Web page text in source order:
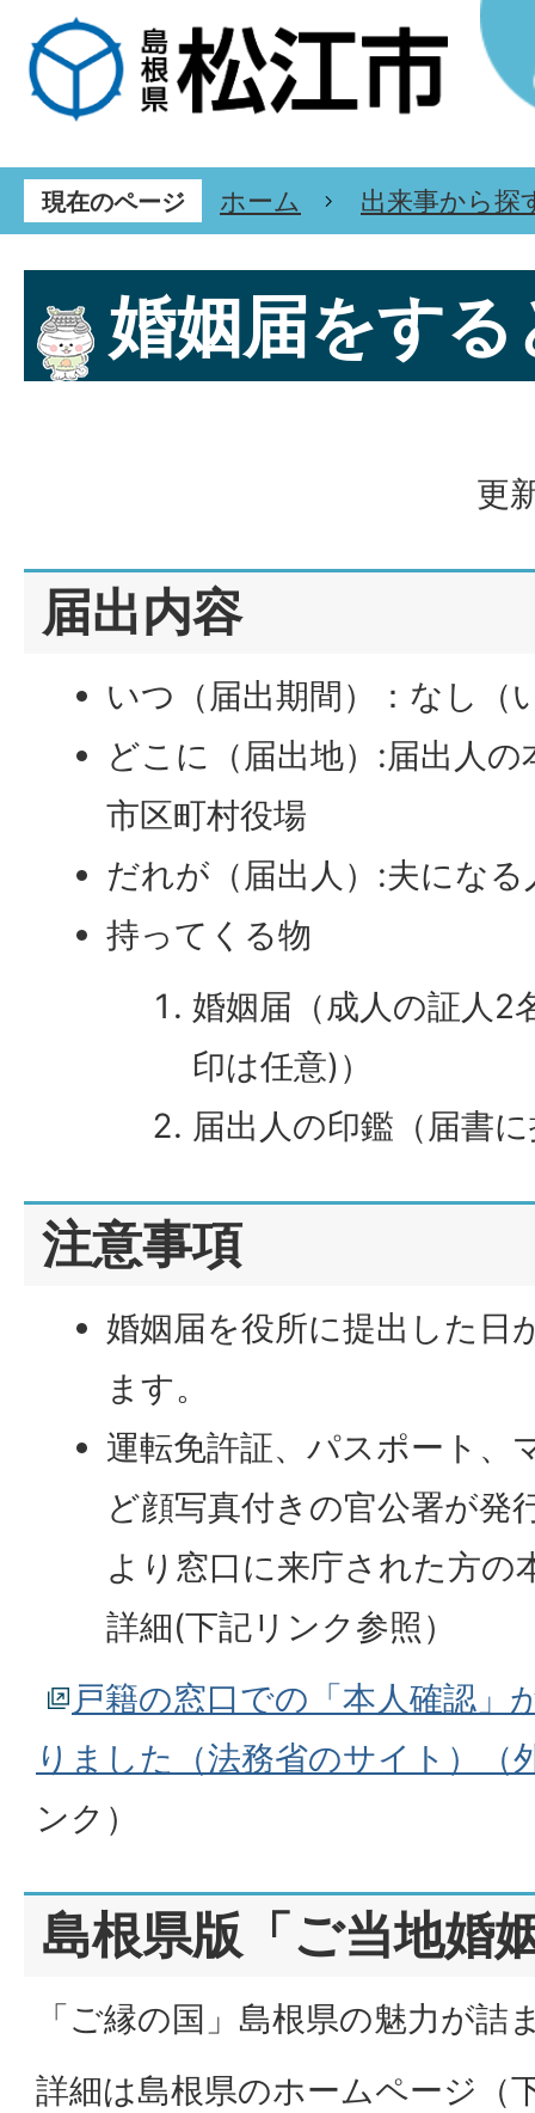
現在のページ ホーム 出来事から探
婚姻届をす
更
届出内容
いつ（届出期間）：なし（
どこに（届出地）:届出人
市区町村役場
だれが（届出人）:夫にな
持ってくる物
婚姻届（成人の証人2
印は任意)）
届出人の印鑑（届書
注意事項
婚姻届を役所に提出した日
ます。
運転免許証、パスポート、
ど顔写真付きの官公署が発
より窓口に来庁された方の
詳細(下記リンク参照）
戸籍の窓口での「本人確認」
りました（法務省のサイト）（
ンク）
島根県版「ご当地婚
「ご縁の国」島根県の魅力が詰
詳細は島根県のホームページ（